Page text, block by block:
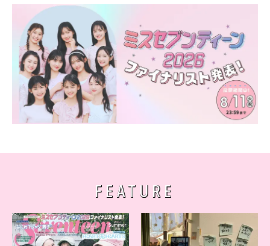
FEATURE